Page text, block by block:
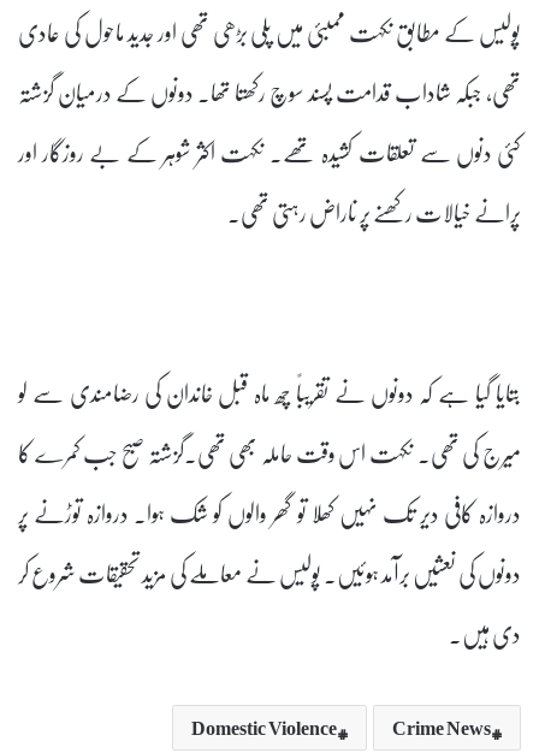
پولیس کے مطابق نکہت ممبئی میں پلی بڑھی تھی اور جدید ماحول کی عادی
تھی، جبکہ شاداب قدامت پسند سوچ رکھتا تھا۔ دونوں کے درمیان گزشتہ
کئی دنوں سے تعلقات کشیدہ تھے۔ نکہت اکثر شوہر کے بے روزگار اور
پرانے خیالات رکھنے پر ناراض رہتی تھی۔
بتایا گیا ہے کہ دونوں نے تقریباً چھ ماہ قبل خاندان کی رضامندی سے لو
میرج کی تھی۔ نکہت اس وقت حاملہ بھی تھی۔گزشتہ صبح جب کمرے کا
دروازہ کافی دیر تک نہیں کھلا تو گھر والوں کو شک ہوا۔ دروازہ توڑنے پر
دونوں کی نعشیں برآمد ہوئیں۔ پولیس نے معاملے کی مزید تحقیقات شروع کر
دی ہیں۔
Crime News
Domestic Violence